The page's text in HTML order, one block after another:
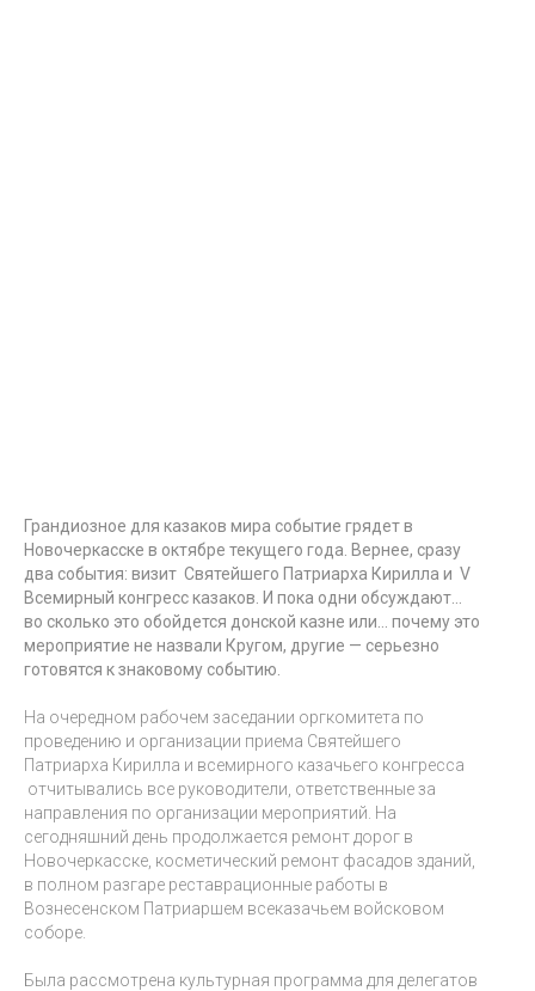
Грандиозное для казаков мира событие грядет в
Новочеркасске в октябре текущего года. Вернее, сразу
два события: визит Святейшего Патриарха Кирилла и V
Всемирный конгресс казаков. И пока одни обсуждают…
во сколько это обойдется донской казне или… почему это
мероприятие не назвали Кругом, другие — серьезно
готовятся к знаковому событию.
На очередном рабочем заседании оргкомитета по
проведению и организации приема Святейшего
Патриарха Кирилла и всемирного казачьего конгресса
отчитывались все руководители, ответственные за
направления по организации мероприятий. На
сегодняшний день продолжается ремонт дорог в
Новочеркасске, косметический ремонт фасадов зданий,
в полном разгаре реставрационные работы в
Вознесенском Патриаршем всеказачьем войсковом
соборе.
Была рассмотрена культурная программа для делегатов